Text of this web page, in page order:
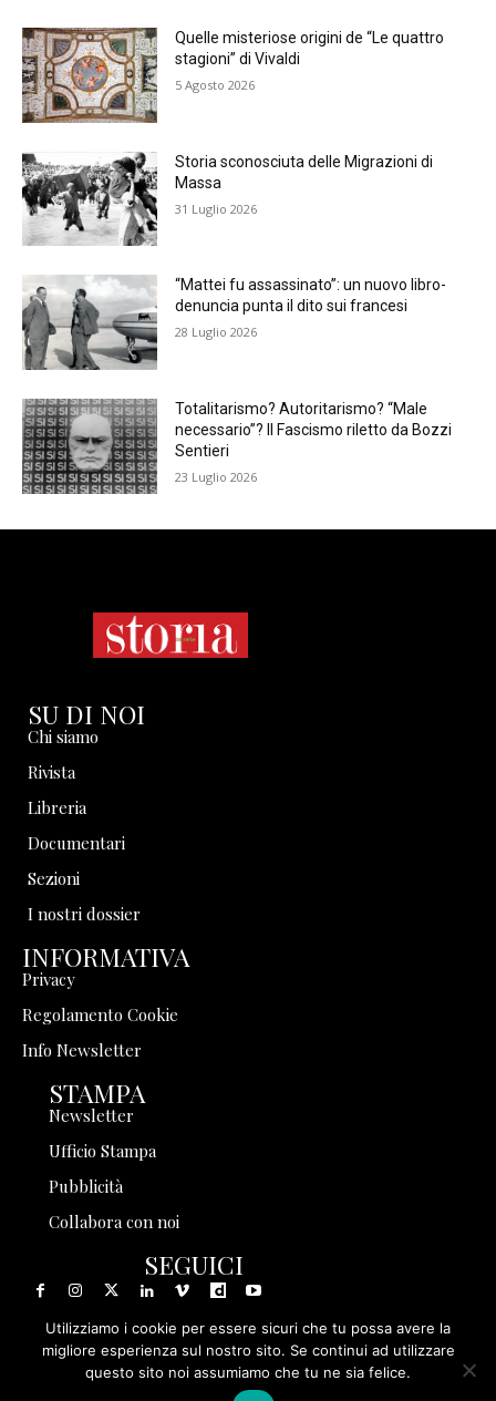
Quelle misteriose origini de “Le quattro
stagioni” di Vivaldi
5 Agosto 2026
Storia sconosciuta delle Migrazioni di
Massa
31 Luglio 2026
“Mattei fu assassinato”: un nuovo libro-
denuncia punta il dito sui francesi
28 Luglio 2026
Totalitarismo? Autoritarismo? “Male
necessario”? Il Fascismo riletto da Bozzi
Sentieri
23 Luglio 2026
SU DI NOI
Chi siamo
Rivista
Libreria
Documentari
Sezioni
I nostri dossier
INFORMATIVA
Privacy
Regolamento Cookie
Info Newsletter
STAMPA
Newsletter
Ufficio Stampa
Pubblicità
Collabora con noi
SEGUICI
© 1999 - 2025 Storia in Rete Srl - Tutti i diritti riservati - P.
Utilizziamo i cookie per essere sicuri che tu possa avere la
migliore esperienza sul nostro sito. Se continui ad utilizzare
questo sito noi assumiamo che tu ne sia felice.